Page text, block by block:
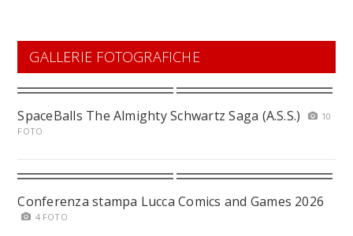
GALLERIE FOTOGRAFICHE
SpaceBalls The Almighty Schwartz Saga (A.S.S.)
10
FOTO
Conferenza stampa Lucca Comics and Games 2026
4 FOTO